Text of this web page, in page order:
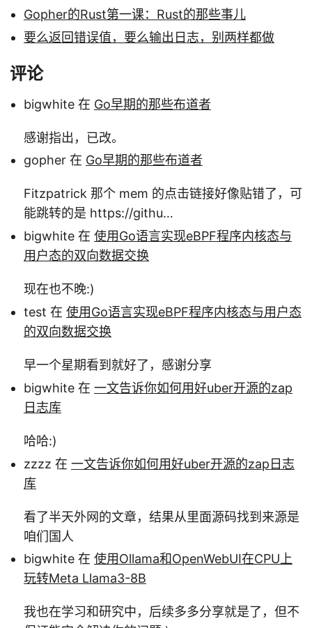
Gopher的Rust第一课：Rust的那些事儿
要么返回错误值，要么输出日志，别两样都做
评论
bigwhite 在 Go早期的那些布道者
感谢指出，已改。
gopher 在 Go早期的那些布道者
Fitzpatrick 那个 mem 的点击链接好像贴错了，可
能跳转的是 https://githu…
bigwhite 在 使用Go语言实现eBPF程序内核态与
用户态的双向数据交换
现在也不晚:)
test 在 使用Go语言实现eBPF程序内核态与用户态
的双向数据交换
早一个星期看到就好了，感谢分享
bigwhite 在 一文告诉你如何用好uber开源的zap
日志库
哈哈:)
zzzz 在 一文告诉你如何用好uber开源的zap日志
库
看了半天外网的文章，结果从里面源码找到来源是
咱们国人
bigwhite 在 使用Ollama和OpenWebUI在CPU上
玩转Meta Llama3-8B
我也在学习和研究中，后续多多分享就是了，但不